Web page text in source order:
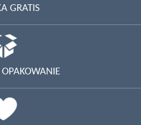
GRATIS